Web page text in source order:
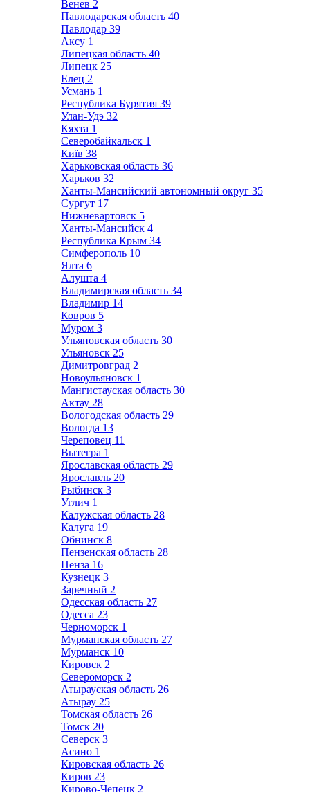
Венев 2
Павлодарская область 40
Павлодар 39
Аксу 1
Липецкая область 40
Липецк 25
Елец 2
Усмань 1
Республика Бурятия 39
Улан-Удэ 32
Кяхта 1
Северобайкальск 1
Київ 38
Харьковская область 36
Харьков 32
Ханты-Мансийский автономный округ 35
Сургут 17
Нижневартовск 5
Ханты-Мансийск 4
Республика Крым 34
Симферополь 10
Ялта 6
Алушта 4
Владимирская область 34
Владимир 14
Ковров 5
Муром 3
Ульяновская область 30
Ульяновск 25
Димитровград 2
Новоульяновск 1
Мангистауская область 30
Актау 28
Вологодская область 29
Вологда 13
Череповец 11
Вытегра 1
Ярославская область 29
Ярославль 20
Рыбинск 3
Углич 1
Калужская область 28
Калуга 19
Обнинск 8
Пензенская область 28
Пенза 16
Кузнецк 3
Заречный 2
Одесская область 27
Одесса 23
Черноморск 1
Мурманская область 27
Мурманск 10
Кировск 2
Североморск 2
Атырауская область 26
Атырау 25
Томская область 26
Томск 20
Северск 3
Асино 1
Кировская область 26
Киров 23
Кирово-Чепецк 2